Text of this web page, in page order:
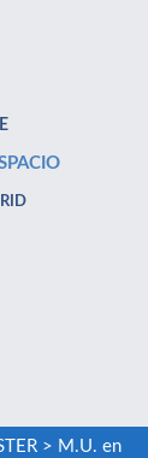
> M.U. en